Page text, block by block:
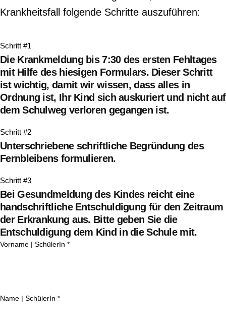
Krankheitsfall folgende Schritte auszuführen:
Schritt #1
Die Krankmeldung bis 7:30 des ersten Fehltages
mit Hilfe des hiesigen Formulars. Dieser Schritt
ist wichtig, damit wir wissen, dass alles in
Ordnung ist, Ihr Kind sich auskuriert und nicht auf
dem Schulweg verloren gegangen ist.
Schritt #2
Unterschriebene schriftliche Begründung des
Fernbleibens formulieren.
Schritt #3
Bei Gesundmeldung des Kindes reicht eine
handschriftliche Entschuldigung für den Zeitraum
der Erkrankung aus. Bitte geben Sie die
Entschuldigung dem Kind in die Schule mit.
Vorname | SchülerIn *
Name | SchülerIn *